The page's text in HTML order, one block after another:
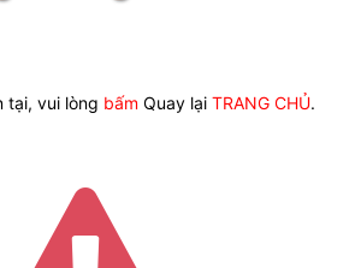
tại, vui lòng bấm Quay lại TRANG CHỦ.